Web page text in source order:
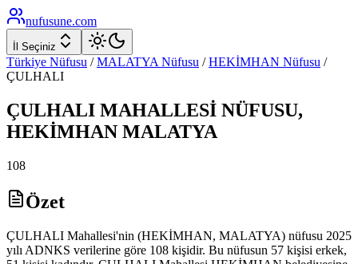
nufusune.com
İl Seçiniz
Türkiye Nüfusu / MALATYA Nüfusu / HEKİMHAN Nüfusu /
ÇULHALI
ÇULHALI MAHALLESİ NÜFUSU,
HEKİMHAN MALATYA
108
Özet
ÇULHALI Mahallesi'nin (HEKİMHAN, MALATYA) nüfusu 2025
yılı ADNKS verilerine göre 108 kişidir. Bu nüfusun 57 kişisi erkek,